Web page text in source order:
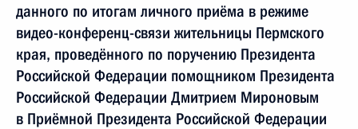
данного по итогам личного приёма в режиме
видео-конференц-связи жительницы Пермского
края, проведённого по поручению Президента
Российской Федерации помощником Президента
Российской Федерации Дмитрием Мироновым
в Приёмной Президента Российской Федерации